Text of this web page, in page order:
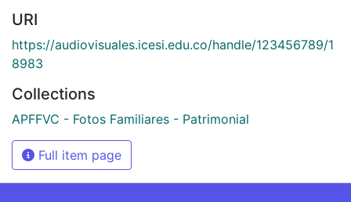
URI
https://audiovisuales.icesi.edu.co/handle/123456789/1
8983
Collections
APFFVC - Fotos Familiares - Patrimonial
Full item page